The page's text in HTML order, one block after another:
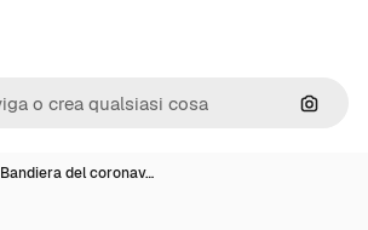
Cerca
Bandiera del coronav…